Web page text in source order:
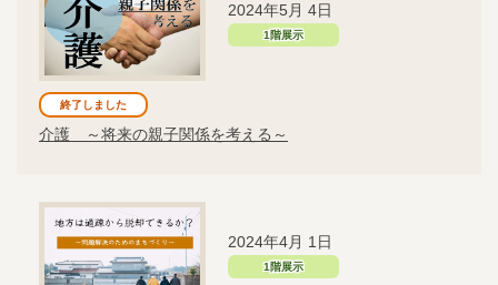
2024年5月 4日
1階展示
介護 ～将来の親子関係を考える～
終了しました
2024年4月 1日
1階展示